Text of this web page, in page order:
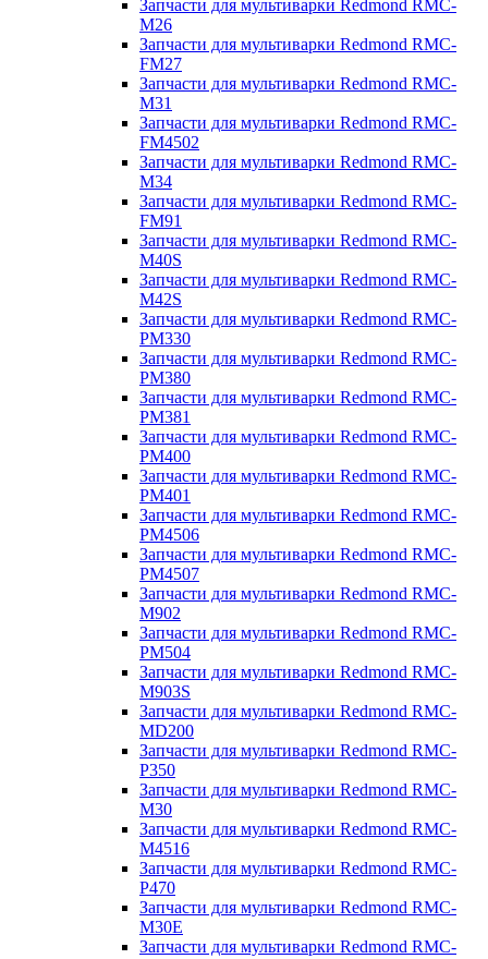
Запчасти для мультиварки Redmond RMC-
M26
Запчасти для мультиварки Redmond RMC-
FM27
Запчасти для мультиварки Redmond RMC-
M31
Запчасти для мультиварки Redmond RMC-
FM4502
Запчасти для мультиварки Redmond RMC-
M34
Запчасти для мультиварки Redmond RMC-
FM91
Запчасти для мультиварки Redmond RMC-
M40S
Запчасти для мультиварки Redmond RMC-
M42S
Запчасти для мультиварки Redmond RMC-
PM330
Запчасти для мультиварки Redmond RMC-
PM380
Запчасти для мультиварки Redmond RMC-
PM381
Запчасти для мультиварки Redmond RMC-
PM400
Запчасти для мультиварки Redmond RMC-
PM401
Запчасти для мультиварки Redmond RMC-
PM4506
Запчасти для мультиварки Redmond RMC-
PM4507
Запчасти для мультиварки Redmond RMC-
M902
Запчасти для мультиварки Redmond RMC-
PM504
Запчасти для мультиварки Redmond RMC-
M903S
Запчасти для мультиварки Redmond RMC-
MD200
Запчасти для мультиварки Redmond RMC-
P350
Запчасти для мультиварки Redmond RMC-
M30
Запчасти для мультиварки Redmond RMC-
M4516
Запчасти для мультиварки Redmond RMC-
P470
Запчасти для мультиварки Redmond RMC-
M30E
Запчасти для мультиварки Redmond RMC-